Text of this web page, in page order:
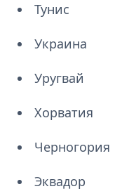
Тунис
Украина
Уругвай
Хорватия
Черногория
Эквадор